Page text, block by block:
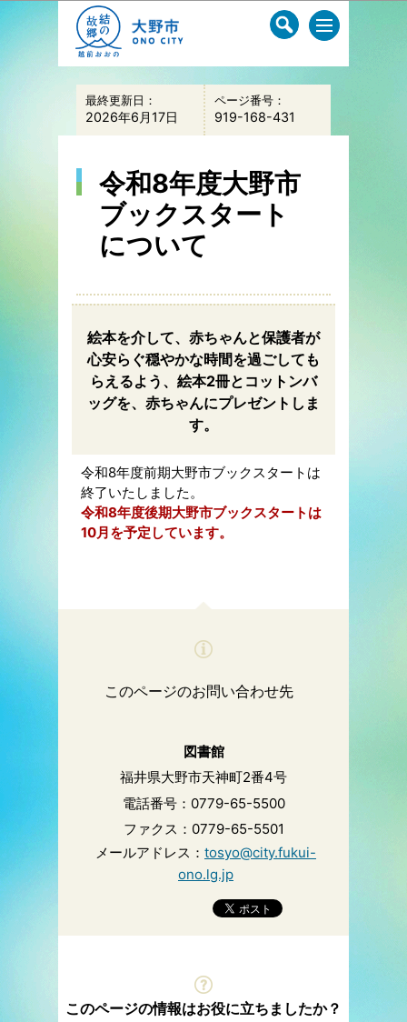
このページの本文へ移動
最終更新日：
2026年6月17日
ページ番号：
919-168-431
令和8年度大野市
ブックスタート
について
絵本を介して、赤ちゃんと保護者が
心安らぐ穏やかな時間を過ごしても
らえるよう、絵本2冊とコットンバ
ッグを、赤ちゃんにプレゼントしま
す。
令和8年度前期大野市ブックスタートは
終了いたしました。
令和8年度後期大野市ブックスタートは
10月を予定しています。
このページのお問い合わせ先
図書館
福井県大野市天神町2番4号
電話番号：0779-65-5500
ファクス：0779-65-5501
メールアドレス： tosyo@city.fukui-
ono.lg.jp
このページの情報はお役に立ちましたか？